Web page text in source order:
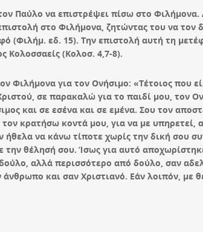
Παύλο να επιστρέψει πίσω στο Φιλήμονα.
στο Φιλήμονα, ζητώντας του να τον
(Φιλήμ. εδ. 15). Την επιστολή αυτή τη
Κολοσσαείς (Κολοσ. 4,7-8).
Φιλήμονα για τον Ονήσιμο: «Τέτοιος που
σε παρακαλώ για το παιδί μου, τον
και σε εσένα και σε εμένα. Σου τον
κρατήσω κοντά μου, για να με υπηρετεί,
να κάνω τίποτε χωρίς την δική σου
την θέλησή σου. Ίσως για αυτό
αλλά περισσότερο από δούλο, σαν
και σαν Χριστιανό. Εάν λοιπόν, με